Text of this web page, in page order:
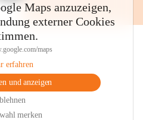
Maps anzuzeigen,
externer Cookies
maps
erfahren
und anzeigen
merken